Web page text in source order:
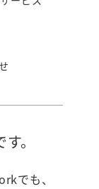
。
でも、